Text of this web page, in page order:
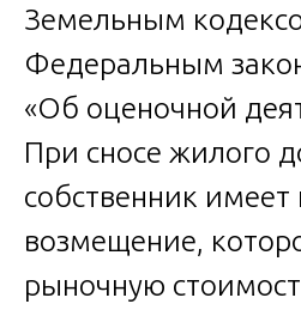
Земельным
Федеральным
«Об оценочной
При сносе жилого
собственник имеет
возмещение,
рыночную